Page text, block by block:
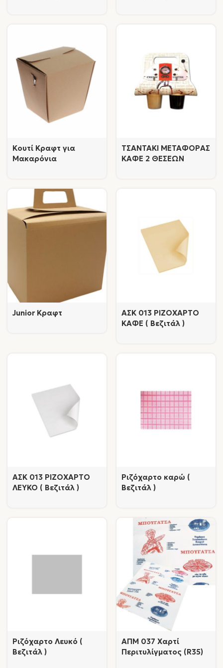
Κουτί Κραφτ για
Μακαρόνια
ΤΣΑΝΤΑΚΙ ΜΕΤΑΦΟΡΑΣ
ΚΑΦΕ 2 ΘΕΣΕΩΝ
Junior Κραφτ
AΣΚ 013 ΡΙΖΟΧΑΡΤΟ
ΚΑΦΕ ( Βεζιτάλ )
AΣΚ 013 ΡΙΖΟΧΑΡΤΟ
ΛΕΥΚΟ ( Βεζιτάλ )
Ριζόχαρτο καρώ (
Βεζιτάλ )
Ριζόχαρτο Λευκό (
Βεζιτάλ )
AΠM 037 Χαρτί
Περιτυλίγματος (R35)